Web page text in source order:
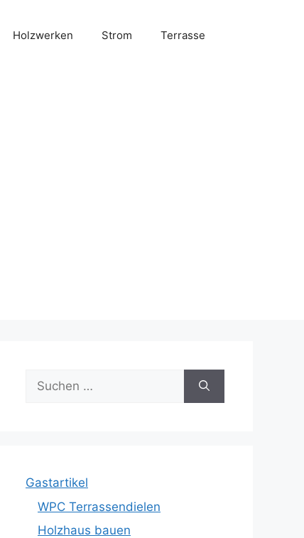
Holzwerken Strom Terrasse
Suche
nach:
Gastartikel
WPC Terrassendielen
Holzhaus bauen